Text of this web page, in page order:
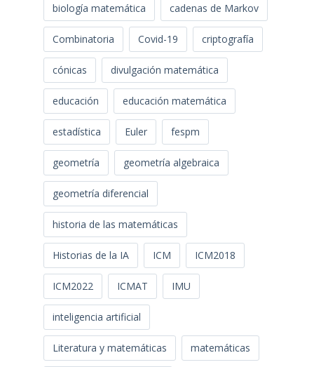
biología matemática cadenas de Markov
Combinatoria Covid-19 criptografía
cónicas divulgación matemática
educación educación matemática
estadística Euler fespm
geometría geometría algebraica
geometría diferencial
historia de las matemáticas
Historias de la IA ICM ICM2018
ICM2022 ICMAT IMU
inteligencia artificial
Literatura y matemáticas matemáticas